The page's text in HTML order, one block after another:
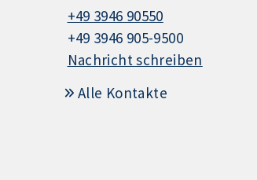
+49 3946 90550
+49 3946 905-9500
Nachricht schreiben
Alle Kontakte